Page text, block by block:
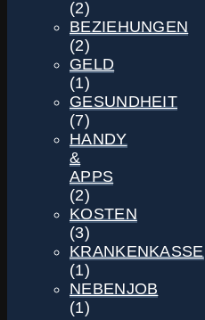
(2)
BEZIEHUNGEN
(2)
GELD
(1)
GESUNDHEIT
(7)
HANDY
&
APPS
(2)
KOSTEN
(3)
KRANKENKASSE
(1)
NEBENJOB
(1)